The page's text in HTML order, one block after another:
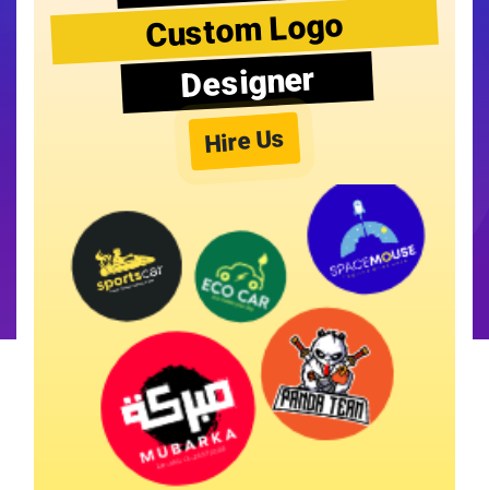
Custom Logo
Designer
Hire Us